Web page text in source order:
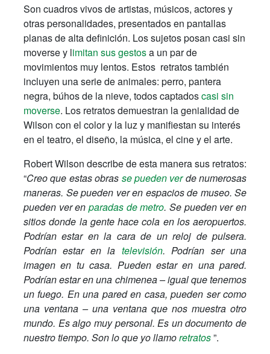
Son cuadros vivos de artistas, músicos, actores y
otras personalidades, presentados en pantallas
planas de alta definición. Los sujetos posan casi sin
moverse y limitan sus gestosa un par de
movimientos muy lentos. Estos retratos también
incluyen una serie de animales: perro, pantera
negra, búhos de la nieve, todos captadoscasi sin
moverse. Los retratos demuestran la genialidad de
Wilson con el color y la luz y manifiestan su interés
en el teatro, el diseño, la música, el cine y el arte.
Robert Wilson describe de esta manera sus retratos:
“Creo que estas obras se pueden verde numerosas
maneras. Se pueden ver en espacios de museo. Se
pueden ver en paradas de metro. Se pueden ver en
sitios donde la gente hace cola en los aeropuertos.
Podrían estar en la cara de un reloj de pulsera.
Podrían estar en la televisión. Podrían ser una
imagen en tu casa. Pueden estar en una pared.
Podrían estar en una chimenea – igual que tenemos
un fuego. En una pared en casa, pueden ser como
una ventana – una ventana que nos muestra otro
mundo. Es algo muy personal. Es un documento de
nuestro tiempo. Son lo que yo llamoretratos”.